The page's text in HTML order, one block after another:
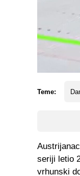
Teme:
seriji letio
vrhunski